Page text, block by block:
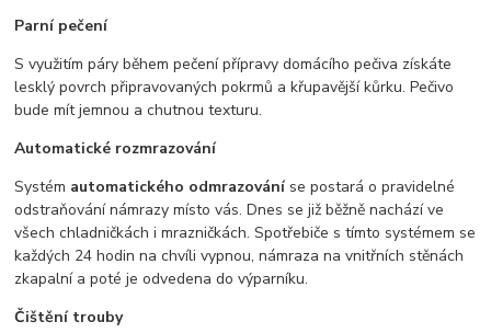
Parní pečení
S využitím páry během pečení přípravy domácího pečiva získáte
lesklý povrch připravovaných pokrmů a křupavější kůrku. Pečivo
bude mít jemnou a chutnou texturu.
Automatické rozmrazování
Systém automatického odmrazováníse postará o pravidelné
odstraňování námrazy místo vás. Dnes se již běžně nachází ve
všech chladničkách i mrazničkách. Spotřebiče s tímto systémem se
každých 24 hodin na chvíli vypnou, námraza na vnitřních stěnách
zkapalní a poté je odvedena do výparníku.
Čištění trouby